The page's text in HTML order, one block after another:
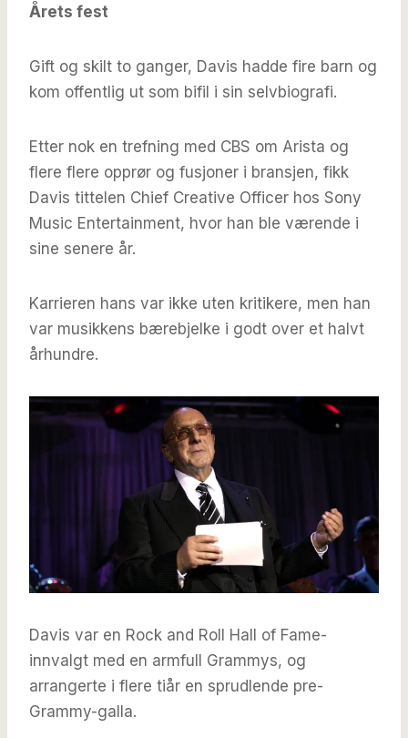
Årets fest
Gift og skilt to ganger, Davis hadde fire barn og
kom offentlig ut som bifil i sin selvbiografi.
Etter nok en trefning med CBS om Arista og
flere flere opprør og fusjoner i bransjen, fikk
Davis tittelen Chief Creative Officer hos Sony
Music Entertainment, hvor han ble værende i
sine senere år.
Karrieren hans var ikke uten kritikere, men han
var musikkens bærebjelke i godt over et halvt
århundre.
Davis var en Rock and Roll Hall of Fame-
innvalgt med en armfull Grammys, og
arrangerte i flere tiår en sprudlende pre-
Grammy-galla.